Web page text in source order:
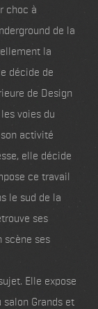
choc à
de la
la
décide de
de Design
voies du
activité
elle décide
ce travail
le sud de la
ses
scène ses
Elle expose
salon Grands et